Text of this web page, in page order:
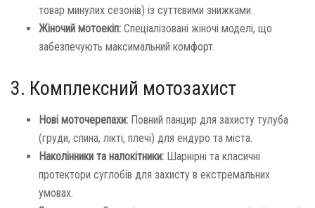
товар минулих сезонів) із суттєвими знижками.
Жіночий мотоекіп: Спеціалізовані жіночі моделі, що
забезпечують максимальний комфорт.
3. Комплексний мотозахист
Нові моточерепахи: Повний панцир для захисту тулуба
(груди, спина, лікті, плечі) для ендуро та міста.
Наколінники та налокітники: Шарнірні та класичні
протектори суглобів для захисту в екстремальних
умовах.